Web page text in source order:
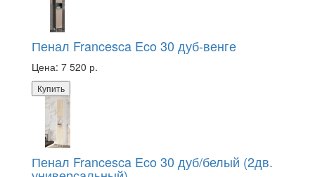
Пенал Francesca Eco 30 дуб-венге
Цена: 7 520 р.
Купить
Пенал Francesca Eco 30 дуб/белый (2дв.